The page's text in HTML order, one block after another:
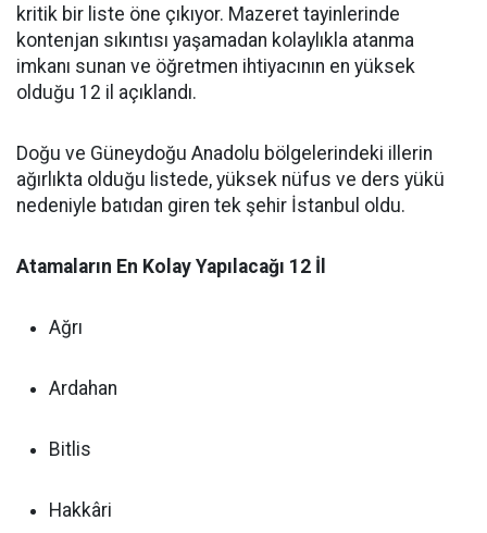
kritik bir liste öne çıkıyor. Mazeret tayinlerinde
kontenjan sıkıntısı yaşamadan kolaylıkla atanma
imkanı sunan ve öğretmen ihtiyacının en yüksek
olduğu 12 il açıklandı.
Doğu ve Güneydoğu Anadolu bölgelerindeki illerin
ağırlıkta olduğu listede, yüksek nüfus ve ders yükü
nedeniyle batıdan giren tek şehir İstanbul oldu.
Atamaların En Kolay Yapılacağı 12 İl
Ağrı
Ardahan
Bitlis
Hakkâri